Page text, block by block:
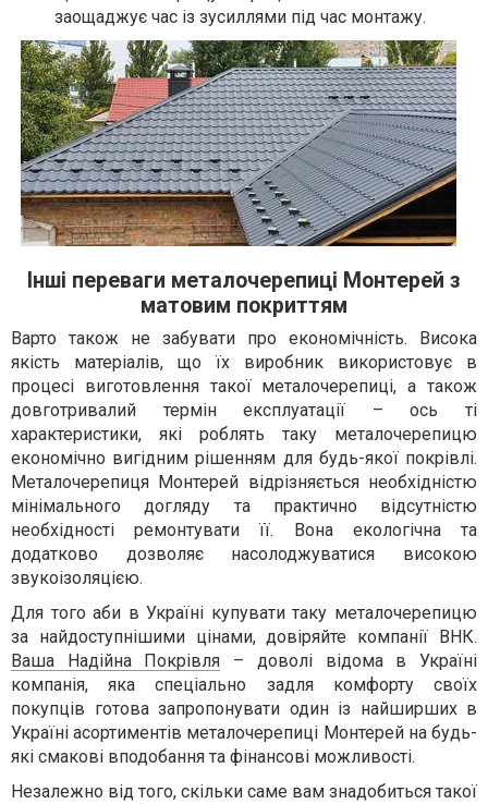
заощаджує час із зусиллями під час монтажу.
Інші переваги металочерепиці Монтерей з
матовим покриттям
Варто також не забувати про економічність. Висока
якість матеріалів, що їх виробник використовує в
процесі виготовлення такої металочерепиці, а також
довготривалий термін експлуатації – ось ті
характеристики, які роблять таку металочерепицю
економічно вигідним рішенням для будь-якої покрівлі.
Металочерепиця Монтерей відрізняється необхідністю
мінімального догляду та практично відсутністю
необхідності ремонтувати її. Вона екологічна та
додатково дозволяє насолоджуватися високою
звукоізоляцією.
Для того аби в Україні купувати таку металочерепицю
за найдоступнішими цінами, довіряйте компанії ВНК.
Ваша Надійна Покрівля – доволі відома в Україні
компанія, яка спеціально задля комфорту своїх
покупців готова запропонувати один із найширших в
Україні асортиментів металочерепиці Монтерей на будь-
які смакові вподобання та фінансові можливості.
Незалежно від того, скільки саме вам знадобиться такої